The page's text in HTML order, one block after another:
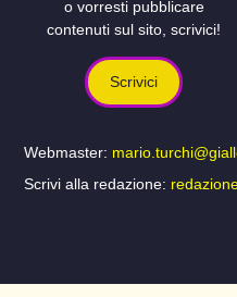
o vorresti pubblicare
contenuti sul sito, scrivici!
Scrivici
Webmaster:
Scrivi alla redazione: